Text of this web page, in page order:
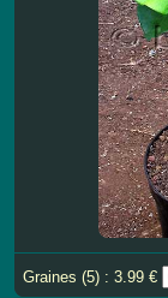
Graines (5) : 3.99 €